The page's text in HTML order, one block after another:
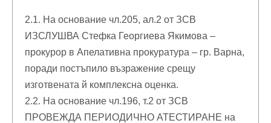
2.1. На основание чл.205, ал.2 от ЗСВ
ИЗСЛУШВА Стефка Георгиева Якимова –
прокурор в Апелативна прокуратура – гр. Варна,
поради постъпило възражение срещу
изготвената й комплексна оценка.
2.2. На основание чл.196, т.2 от ЗСВ
ПРОВЕЖДА ПЕРИОДИЧНО АТЕСТИРАНЕ на